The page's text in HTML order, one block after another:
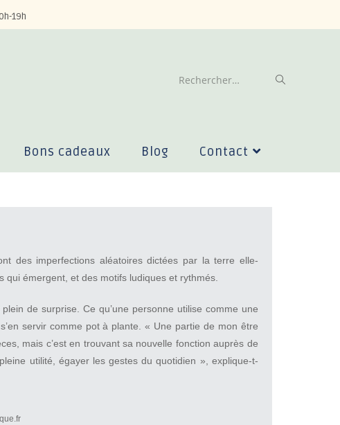
19h
Rechercher…
Bons cadeaux Blog Contact
des imperfections aléatoires dictées par la terre elle-
qui émergent, et des motifs ludiques et rythmés.
de surprise. Ce qu’une personne utilise comme une
servir comme pot à plante. « Une partie de mon être
mais c’est en trouvant sa nouvelle fonction auprès de
utilité, égayer les gestes du quotidien », explique-t-